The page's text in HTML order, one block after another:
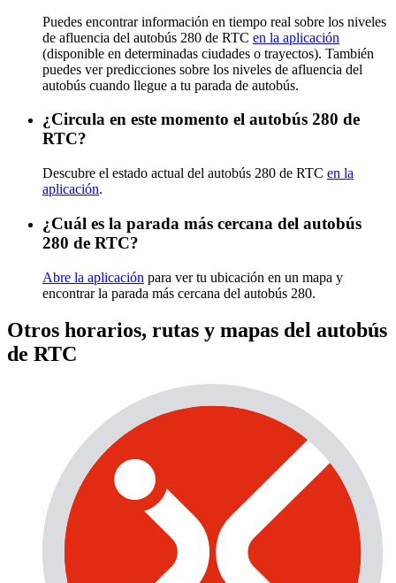
Puedes encontrar información en tiempo real sobre los niveles
de afluencia del autobús 280 de RTC en la aplicación
(disponible en determinadas ciudades o trayectos). También
puedes ver predicciones sobre los niveles de afluencia del
autobús cuando llegue a tu parada de autobús.
¿Circula en este momento el autobús 280 de
RTC?
Descubre el estado actual del autobús 280 de RTC en la
aplicación.
¿Cuál es la parada más cercana del autobús
280 de RTC?
Abre la aplicación para ver tu ubicación en un mapa y
encontrar la parada más cercana del autobús 280.
Otros horarios, rutas y mapas del autobús
de RTC